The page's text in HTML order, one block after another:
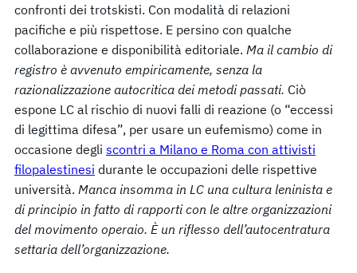
confronti dei trotskisti. Con modalità di relazioni
pacifiche e più rispettose. E persino con qualche
collaborazione e disponibilità editoriale. Ma il cambio di
registro è avvenuto empiricamente, senza la
razionalizzazione autocritica dei metodi passati. Ciò
espone LC al rischio di nuovi falli di reazione (o “eccessi
di legittima difesa”, per usare un eufemismo) come in
occasione degli scontri a Milano e Roma con attivisti
filopalestinesi durante le occupazioni delle rispettive
università. Manca insomma in LC una cultura leninista e
di principio in fatto di rapporti con le altre organizzazioni
del movimento operaio. È un riflesso dell’autocentratura
settaria dell’organizzazione.